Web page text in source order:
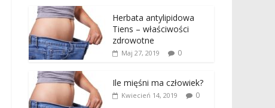
Herbata antylipidowa
Tiens – właściwości
zdrowotne
Maj 27, 2019 0
Ile mięśni ma człowiek?
Kwiecień 14, 2019 0